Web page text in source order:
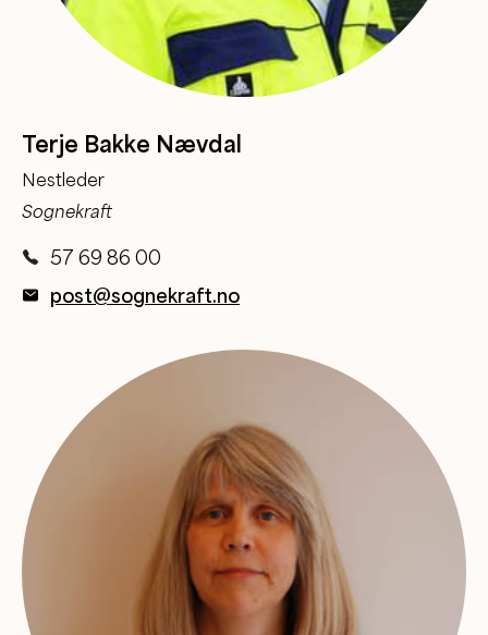
Terje Bakke Nævdal
Nestleder
Sognekraft
57 69 86 00
post@sognekraft.no